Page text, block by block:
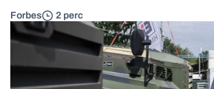
Forbes 2 perc